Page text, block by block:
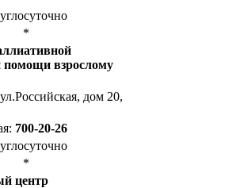
*
помощи взрослому
дом 20,
700-20-26
*
центр